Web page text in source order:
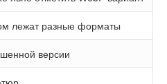
лежат разные форматы
версии